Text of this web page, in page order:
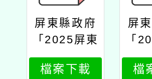
屏東縣政府
「2025屏東
文學獎」徵
文公文
檔案下載
屏
「
文
檔